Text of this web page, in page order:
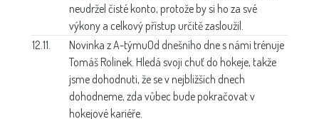
neudržel čisté konto, protože by si ho za své
výkony a celkový přístup určitě zasloužil.
12.11.
Novinka z A-týmuOd dnešního dne s námi trénuje
Tomáš Rolinek. Hledá svoji chuť do hokeje, takže
jsme dohodnuti, že se v nejbližších dnech
dohodneme, zda vůbec bude pokračovat v
hokejové kariéře.